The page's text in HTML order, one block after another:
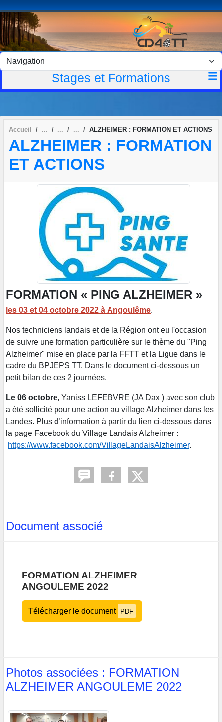
Stages et Formations
Accueil ALZHEIMER : FORMATION ET ACTIONS
ALZHEIMER : FORMATION
ET ACTIONS
FORMATION « PING ALZHEIMER »
les 03 et 04 octobre 2022 à Angoulême.
Nos techniciens landais et de la Région ont eu l'occasion
de suivre une formation particulière sur le thème du "Ping
Alzheimer" mise en place par la FFTT et la Ligue dans le
cadre du BPJEPS TT. Dans le document ci-dessous un
petit bilan de ces 2 journées.
Le 06 octobre, Yaniss LEFEBVRE (JA Dax ) avec son club
a été sollicité pour une action au village Alzheimer dans les
Landes. Plus d’information à partir du lien ci-dessous dans
la page Facebook du Village Landais Alzheimer :
https://www.facebook.com/VillageLandaisAlzheimer.
Document associé
FORMATION ALZHEIMER
ANGOULEME 2022
Télécharger le document PDF
Photos associées : FORMATION
ALZHEIMER ANGOULEME 2022